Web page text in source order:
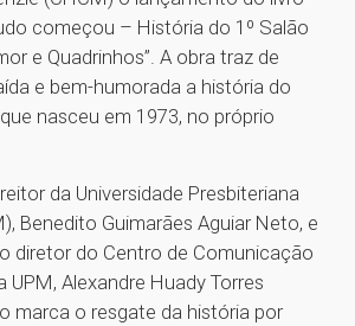
começou – História do 1º Salão
e Quadrinhos”. A obra traz de
e bem-humorada a história do
nasceu em 1973, no próprio
da Universidade Presbiteriana
Benedito Guimarães Aguiar Neto, e
diretor do Centro de Comunicação
UPM, Alexandre Huady Torres
marca o resgate da história por